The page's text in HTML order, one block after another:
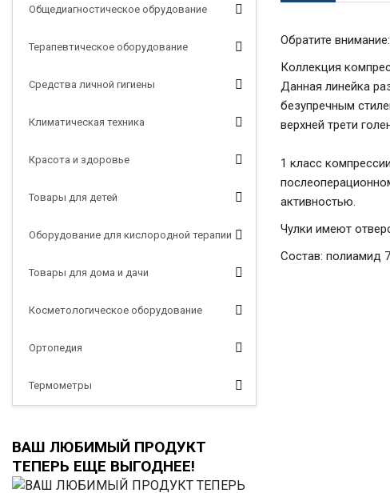
Общедиагностическое обрудование
Терапевтическое оборудование
Средства личной гигиены
Климатическая техника
Красота и здоровье
Товары для детей
Оборудование для кислородной терапии
Товары для дома и дачи
Косметологическое оборудование
Ортопедия
Термометры
ВАШ ЛЮБИМЫЙ ПРОДУКТ
ТЕПЕРЬ ЕЩЕ ВЫГОДНЕЕ!
Обратите
Коллекция
Данная линейка
безупречным
верхней трети
1 класс
активностью.
Чулки имеют
Состав: полиамид